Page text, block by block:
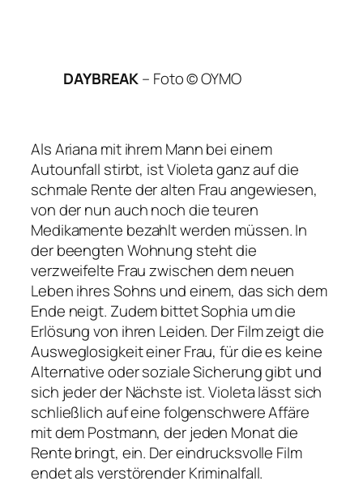
DAYBREAK– Foto © OYMO
Als Ariana mit ihrem Mann bei einem
Autounfall stirbt, ist Violeta ganz auf die
schmale Rente der alten Frau angewiesen,
von der nun auch noch die teuren
Medikamente bezahlt werden müssen. In
der beengten Wohnung steht die
verzweifelte Frau zwischen dem neuen
Leben ihres Sohns und einem, das sich dem
Ende neigt. Zudem bittet Sophia um die
Erlösung von ihren Leiden. Der Film zeigt die
Ausweglosigkeit einer Frau, für die es keine
Alternative oder soziale Sicherung gibt und
sich jeder der Nächste ist. Violeta lässt sich
schließlich auf eine folgenschwere Affäre
mit dem Postmann, der jeden Monat die
Rente bringt, ein. Der eindrucksvolle Film
endet als verstörender Kriminalfall.